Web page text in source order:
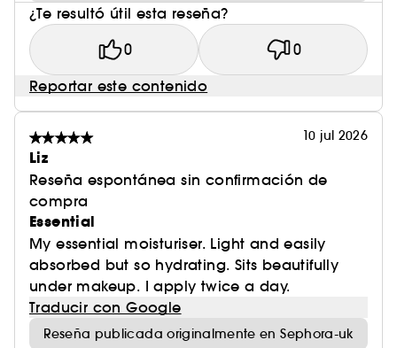
¿Te resultó útil esta reseña?
0 0
Reportar este contenido
10 jul 2026
Liz
Reseña espontánea sin confirmación de
compra
Essential
My essential moisturiser. Light and easily
absorbed but so hydrating. Sits beautifully
under makeup. I apply twice a day.
Traducir con Google
Reseña publicada originalmente en Sephora-uk